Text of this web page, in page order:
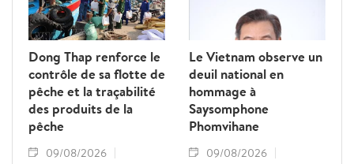
Dong Thap renforce le
contrôle de sa flotte de
pêche et la traçabilité
des produits de la
pêche
09/08/2026
Le Vietnam observe un
deuil national en
hommage à
Saysomphone
Phomvihane
09/08/2026